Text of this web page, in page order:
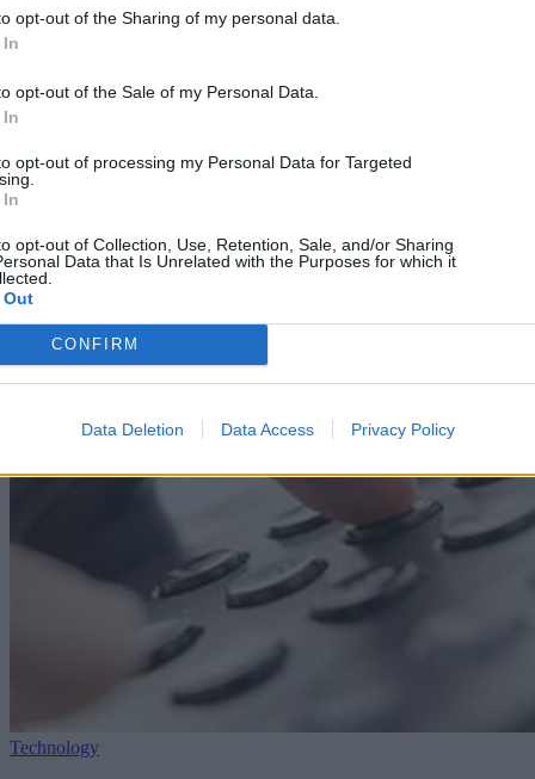
opt-out of the Sharing of my personal data.
opt-out of the Sale of my Personal Data.
opt-out of processing my Personal Data for Targeted
opt-out of Collection, Use, Retention, Sale, and/or Sharing
Data that Is Unrelated with the Purposes for which it
CONFIRM
Data Deletion Data Access Privacy Policy
Android
κινητό μας
07/08/2026
Technology